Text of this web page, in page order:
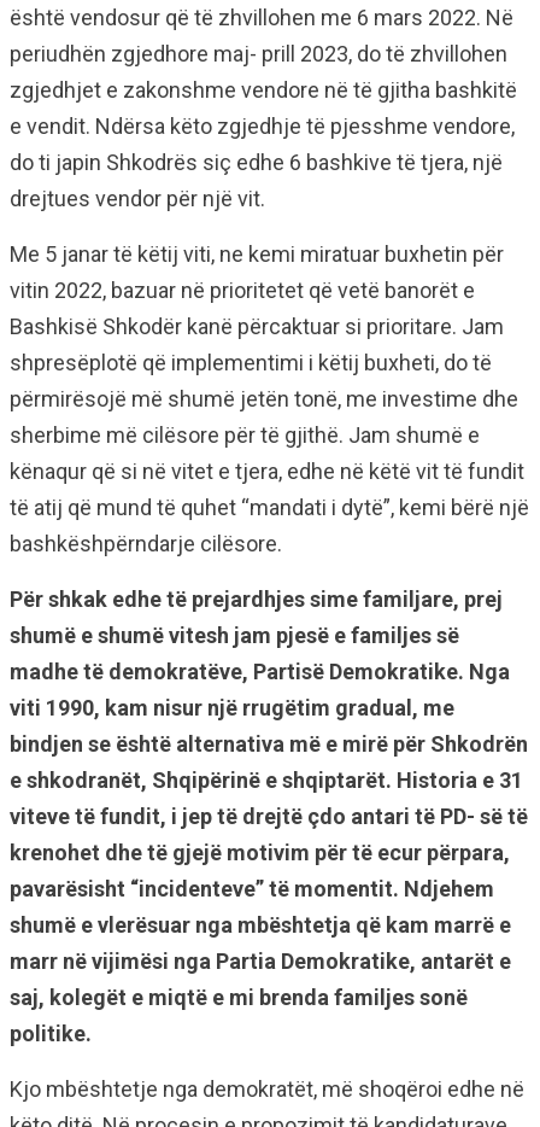
është vendosur që të zhvillohen me 6 mars 2022. Në
periudhën zgjedhore maj- prill 2023, do të zhvillohen
zgjedhjet e zakonshme vendore në të gjitha bashkitë
e vendit. Ndërsa këto zgjedhje të pjesshme vendore,
do ti japin Shkodrës siç edhe 6 bashkive të tjera, një
drejtues vendor për një vit.
Me 5 janar të këtij viti, ne kemi miratuar buxhetin për
vitin 2022, bazuar në prioritetet që vetë banorët e
Bashkisë Shkodër kanë përcaktuar si prioritare. Jam
shpresëplotë që implementimi i këtij buxheti, do të
përmirësojë më shumë jetën tonë, me investime dhe
sherbime më cilësore për të gjithë. Jam shumë e
kënaqur që si në vitet e tjera, edhe në këtë vit të fundit
të atij që mund të quhet “mandati i dytë”, kemi bërë një
bashkëshpërndarje cilësore.
Për shkak edhe të prejardhjes sime familjare, prej
shumë e shumë vitesh jam pjesë e familjes së
madhe të demokratëve, Partisë Demokratike. Nga
viti 1990, kam nisur një rrugëtim gradual, me
bindjen se është alternativa më e mirë për Shkodrën
e shkodranët, Shqipërinë e shqiptarët. Historia e 31
viteve të fundit, i jep të drejtë çdo antari të PD- së të
krenohet dhe të gjejë motivim për të ecur përpara,
pavarësisht “incidenteve” të momentit. Ndjehem
shumë e vlerësuar nga mbështetja që kam marrë e
marr në vijimësi nga Partia Demokratike, antarët e
saj, kolegët e miqtë e mi brenda familjes sonë
politike.
Kjo mbështetje nga demokratët, më shoqëroi edhe në